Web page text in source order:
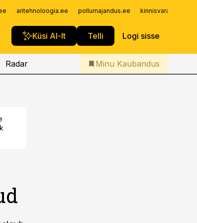
aritehnoloogia.ee pollumajandus.ee
Küsi AI-lt Telli Logi sisse
Iseteenindus
Telli Kaubandus
Radar Minu Kaubandus